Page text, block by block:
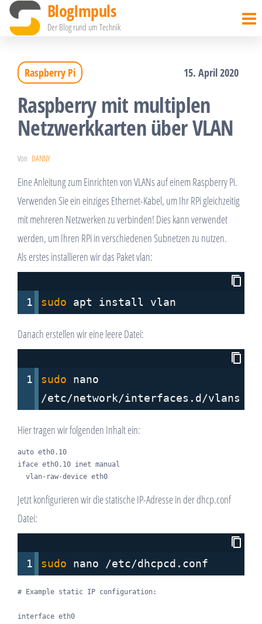
Zum
Inhalt
BlogImpuls
Der Blog rund um Technik
Raspberry Pi 15. April 2020
Raspberry mit multiplen
Netzwerkkarten über VLAN
Von DANNY
Eine Anleitung zum Einrichten von VLANs auf einem Raspberry Pi.
Verwenden Sie ein einziges Ethernet-Kabel, um Ihr RPi gleichzeitig
mit mehreren Netzwerken zu verbinden! Dies kann verwendet
werden, um Ihren RPi in verschiedenen Subnetzen zu nutzen.
Als erstes installieren wir das Paket vlan:
1 sudo apt install vlan
Danach erstellen wir eine leere Datei:
1 sudo nano
/etc/network/interfaces.d/vlans
Hier tragen wir folgenden Inhalt ein:
auto eth0.10
iface eth0.10 inet manual
  vlan-raw-device eth0
Jetzt konfigurieren wir die statische IP-Adresse in der dhcp.conf
Datei:
1 sudo nano /etc/dhcpcd.conf
# Example static IP configuration:
interface eth0